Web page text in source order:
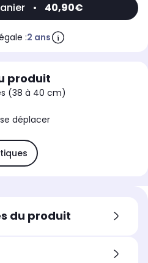
• 40,90€
:2 ans
produit
(38 à 40 cm)
déplacer
du produit